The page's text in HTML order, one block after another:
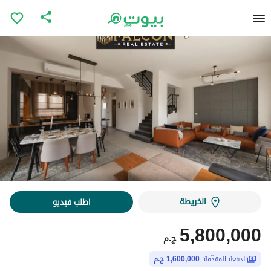
الخريطة اطلب فيديو
ج.م 5,800,000
الدفعة المقدّمة: 1,600,000 ج.م